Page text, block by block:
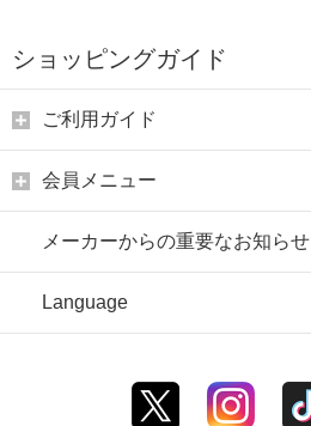
ショッピングガイド
ご利用ガイド
会員メニュー
メーカーからの重要なお知らせ
Language